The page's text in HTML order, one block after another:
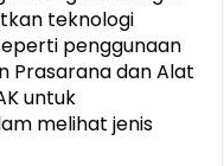
teknologi
penggunaan
Prasarana dan Alat
untuk
melihat jenis